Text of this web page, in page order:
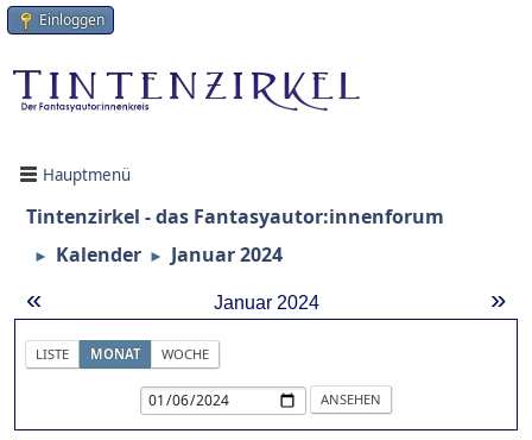
Einloggen
Hauptmenü
Tintenzirkel - das Fantasyautor:innenforum
► Kalender ► Januar 2024
« »
Januar 2024
LISTE MONAT WOCHE